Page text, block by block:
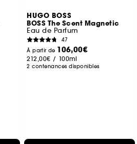
HUGO BOSS
BOSS The Scent Magnetic
Eau de Parfum
47
À partir de 106,00€
212,00€ / 100ml
2 contenances disponibles